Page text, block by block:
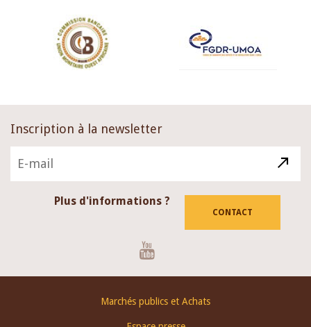
Inscription à la newsletter
Plus d'informations ?
CONTACT
Marchés publics et Achats